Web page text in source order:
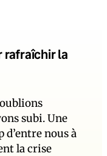
rafraîchir la
subi. Une
nous à
la crise